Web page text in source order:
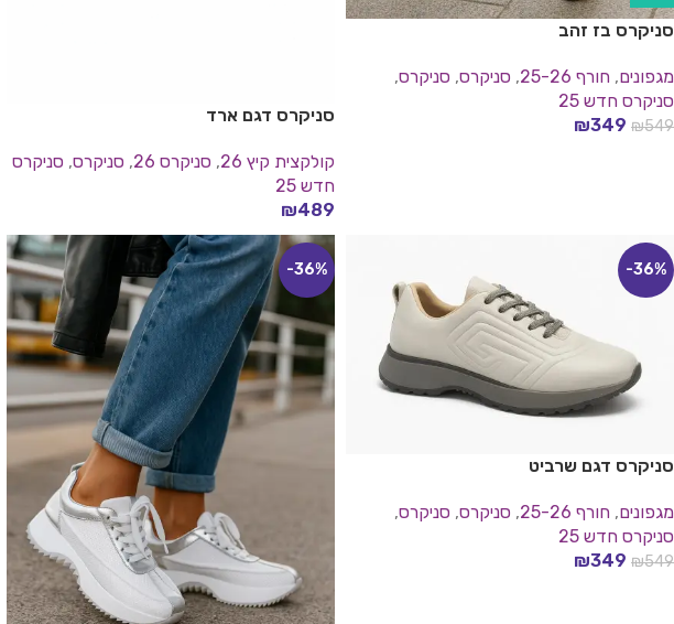
סניקרס בז זהב
מגפונים, חורף 25-26 , סניקרס​, סניקרס,
סניקרס חדש 25
₪549
₪349 סניקרס דגם ארד
קולקצית קיץ 26 , סניקרס 26 , סניקרס, סניקרס
חדש 25
₪489
בחר אפשרויות
-36%
סניקרס דגם שרביט
מגפונים, חורף 25-26 , סניקרס​, סניקרס,
סניקרס חדש 25
₪549
₪349
-36%